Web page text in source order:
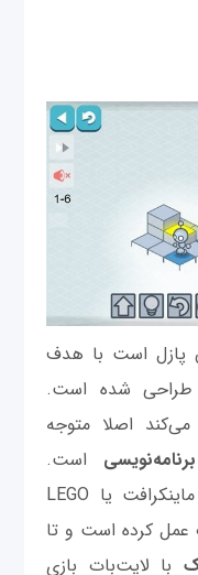
طراحی شده است.
اصلا متوجه
برنامه‌نویسی است.
لایت‌بات از لحاظ شهرت به پای ماینکرافت یا LEGO
عمل کرده است و تا
با لایت‌بات بازی